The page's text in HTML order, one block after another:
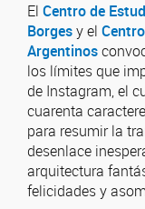
El Centro de
Borgesy el
Argentinos
los límites que
de Instagram, el
cuarenta
para resumir la
desenlace
arquitectura
felicidades y